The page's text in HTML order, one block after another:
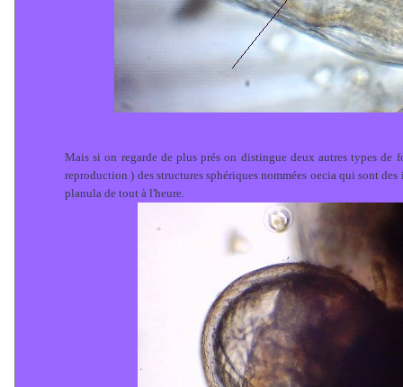
Mais si on regarde de plus prés on distingue deux autres types de
reproduction ) des structures sphériques nommées oecia qui sont
planula de tout à l'heure.